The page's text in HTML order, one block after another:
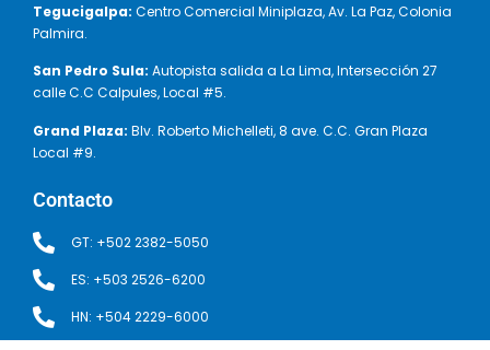
Tegucigalpa: Centro Comercial Miniplaza, Av. La Paz, Colonia
Palmira.
San Pedro Sula: Autopista salida a La Lima, Intersección 27
calle C.C Calpules, Local #5.
Grand Plaza: Blv. Roberto Michelleti, 8 ave. C.C. Gran Plaza
Local #9.
Contacto
GT: +502 2382-5050
ES: +503 2526-6200
HN: +504 2229-6000